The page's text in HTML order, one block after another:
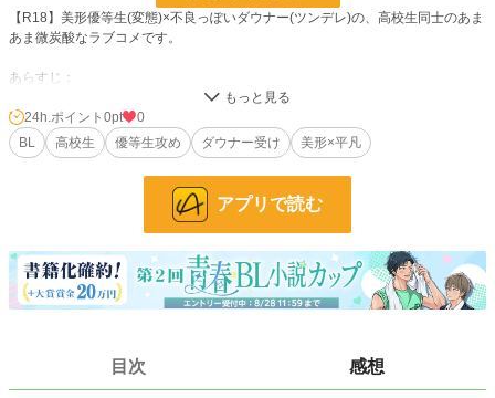
【R18】美形優等生(変態)×不良っぽいダウナー(ツンデレ)の、高校生同士のあま
あま微炭酸なラブコメです。
あらすじ：
佐々野誠は容姿端麗の優等生で、学校皆の人気者。
しかし彼は同性愛者であり、それを誰にも言わず隠していた。
そんな中、クラスメイトになった須貝守に一目惚れしてしまい……！
後半になるにつれ性描写が多くなります。
228,589 位 / 228,589 件
BL 31,383 位 / 31,383 件
お気に入り 76
59,981
24h.ポイント 0pt
0
BL
高校生 優等生攻め ダウナー受け 美形×平凡
アプリで読む
目次 感想